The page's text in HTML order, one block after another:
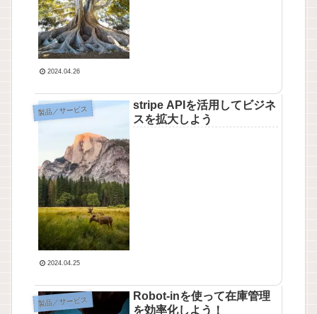
2024.04.26
製品／サービス
stripe APIを活用してビジネ
スを拡大しよう
2024.04.25
製品／サービス
Robot-inを使って在庫管理
を効率化しよう！